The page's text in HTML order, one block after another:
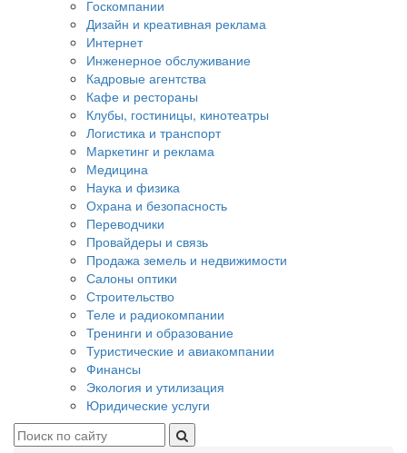
Госкомпании
Дизайн и креативная реклама
Интернет
Инженерное обслуживание
Кадровые агентства
Кафе и рестораны
Клубы, гостиницы, кинотеатры
Логистика и транспорт
Маркетинг и реклама
Медицина
Наука и физика
Охрана и безопасность
Переводчики
Провайдеры и связь
Продажа земель и недвижимости
Салоны оптики
Строительство
Теле и радиокомпании
Тренинги и образование
Туристические и авиакомпании
Финансы
Экология и утилизация
Юридические услуги